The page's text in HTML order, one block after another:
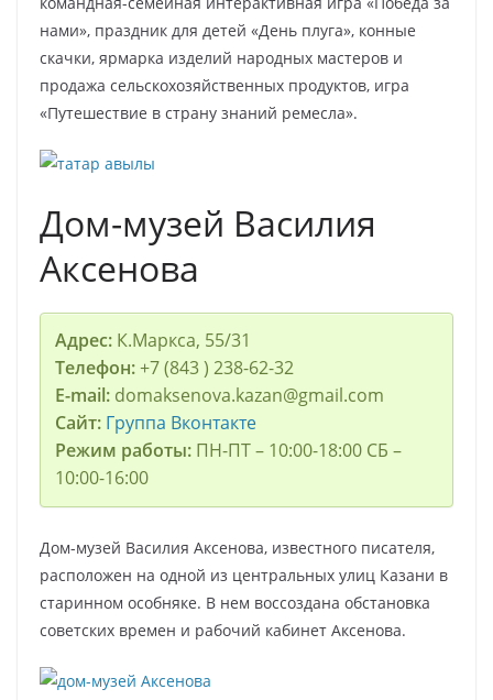
нами», праздник для детей «День плуга», конные
скачки, ярмарка изделий народных мастеров и
продажа сельскохозяйственных продуктов, игра
«Путешествие в страну знаний ремесла».
Дом-музей Василия
Аксенова
Адрес:К.Маркса, 55/31
Телефон:+7 (843 ) 238-62-32
E-mail:domaksenova.kazan@gmail.com
Сайт: Группа Вконтакте
Режим работы:ПН-ПТ – 10:00-18:00 СБ –
10:00-16:00
Дом-музей Василия Аксенова, известного писателя,
расположен на одной из центральных улиц Казани в
старинном особняке. В нем воссоздана обстановка
советских времен и рабочий кабинет Аксенова.